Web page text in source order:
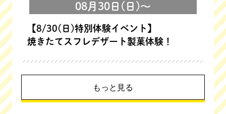
08月30日(日)～
【8/30(日)特別体験イベント】
焼きたてスフレデザート製菓体験！
もっと見る